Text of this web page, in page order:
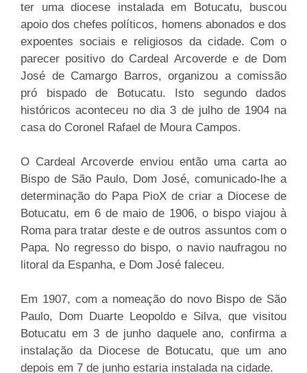
ter uma diocese instalada em Botucatu, buscou
apoio dos chefes políticos, homens abonados e dos
expoentes sociais e religiosos da cidade. Com o
parecer positivo do Cardeal Arcoverde e de Dom
José de Camargo Barros, organizou a comissão
pró bispado de Botucatu. Isto segundo dados
históricos aconteceu no dia 3 de julho de 1904 na
casa do Coronel Rafael de Moura Campos.
O Cardeal Arcoverde enviou então uma carta ao
Bispo de São Paulo, Dom José, comunicado-lhe a
determinação do Papa PioX de criar a Diocese de
Botucatu, em 6 de maio de 1906, o bispo viajou à
Roma para tratar deste e de outros assuntos com o
Papa. No regresso do bispo, o navio naufragou no
litoral da Espanha, e Dom José faleceu.
Em 1907, com a nomeação do novo Bispo de São
Paulo, Dom Duarte Leopoldo e Silva, que visitou
Botucatu em 3 de junho daquele ano, confirma a
instalação da Diocese de Botucatu, que um ano
depois em 7 de junho estaria instalada na cidade.